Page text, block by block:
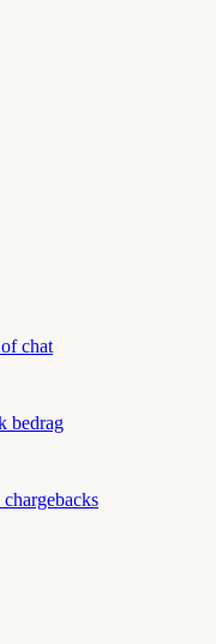
chat
bedrag